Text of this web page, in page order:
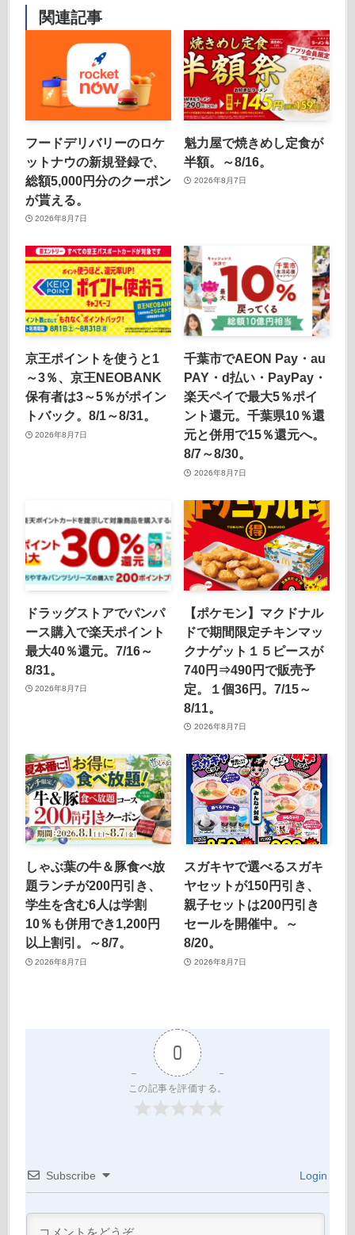
関連記事
フードデリバリーのロケ
ットナウの新規登録で、
総額5,000円分のクーポン
が貰える。
2026年8月7日
魁力屋で焼きめし定食が
半額。～8/16。
2026年8月7日
京王ポイントを使うと1
～3％、京王NEOBANK
保有者は3～5％がポイン
トバック。8/1～8/31。
2026年8月7日
千葉市でAEON Pay・au
PAY・d払い・PayPay・
楽天ペイで最大5％ポイ
ント還元。千葉県10％還
元と併用で15％還元へ。
8/7～8/30。
2026年8月7日
ドラッグストアでパンパ
ース購入で楽天ポイント
最大40％還元。7/16～
8/31。
2026年8月7日
【ポケモン】マクドナル
ドで期間限定チキンマッ
クナゲット１５ピースが
740円⇒490円で販売予
定。１個36円。7/15～
8/11。
2026年8月7日
しゃぶ葉の牛＆豚食べ放
題ランチが200円引き、
学生を含む6人は学割
10％も併用でき1,200円
以上割引。～8/7。
2026年8月7日
スガキヤで選べるスガキ
ヤセットが150円引き、
親子セットは200円引き
セールを開催中。～
8/20。
2026年8月7日
0
この記事を評価する。
Subscribe Login